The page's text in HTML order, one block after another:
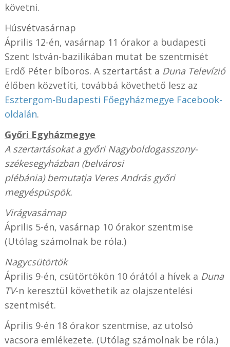
követni.
Húsvétvasárnap
Április 12-én, vasárnap 11 órakor a budapesti
Szent István-bazilikában mutat be szentmisét
Erdő Péter bíboros. A szertartást a Duna Televízió
élőben közvetíti, továbbá követhető lesz az
Esztergom-Budapesti Főegyházmegye Facebook-
oldalán.
Győri Egyházmegye
A szertartásokat a győri Nagyboldogasszony-
székesegyházban (belvárosi
plébánia)bemutatja Veres András győri
megyéspüspök.
Virágvasárnap
Április 5-én, vasárnap 10 órakor szentmise
(Utólag számolnak be róla.)
Nagycsütörtök
Április 9-én, csütörtökön 10 órától a hívek a Duna
TV-n keresztül követhetik az olajszentelési
szentmisét.
Április 9-én 18 órakor szentmise, az utolsó
vacsora emlékezete. (Utólag számolnak be róla.)